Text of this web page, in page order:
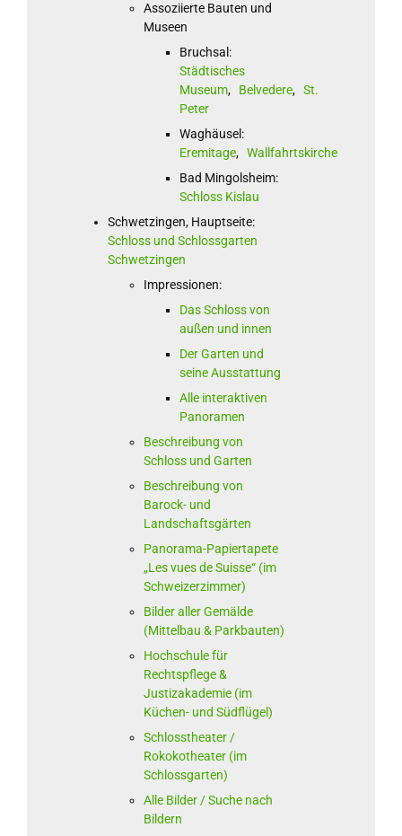
Assoziierte Bauten und
Museen
Bruchsal:
Städtisches
Museum, Belvedere, St.
Peter
Waghäusel:
Eremitage, Wallfahrtskirche
Bad Mingolsheim:
Schloss Kislau
Schwetzingen, Hauptseite:
Schloss und Schlossgarten
Schwetzingen
Impressionen:
Das Schloss von
außen und innen
Der Garten und
seine Ausstattung
Alle interaktiven
Panoramen
Beschreibung von
Schloss und Garten
Beschreibung von
Barock- und
Landschaftsgärten
Panorama-Papiertapete
„Les vues de Suisse“ (im
Schweizerzimmer)
Bilder aller Gemälde
(Mittelbau & Parkbauten)
Hochschule für
Rechtspflege &
Justizakademie (im
Küchen- und Südflügel)
Schlosstheater /
Rokokotheater (im
Schlossgarten)
Alle Bilder / Suche nach
Bildern